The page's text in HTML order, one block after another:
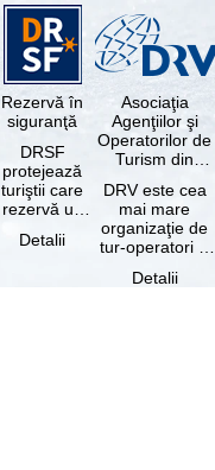
Rezervă în
siguranţă
DRSF
protejează
turiştii care
rezervă un
sau servicii
Detalii
Asociaţia
Agenţiilor şi
Operatorilor de
Turism din
DRV este cea
mai mare
organizaţie de
tur-operatori şi
turism din
Detalii